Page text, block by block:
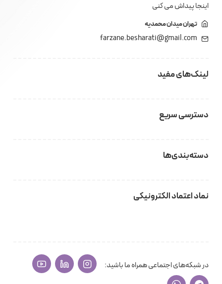
اینجا پیداش می کنی
تهران میدان محمدیه
farzane.besharati@gmail.com
لینک‌های مفید
دسترسی سریع
دسته‌بندی‌ها
نماد اعتماد الکترونیکی
در شبکه‌های اجتماعی همراه ما باشید: